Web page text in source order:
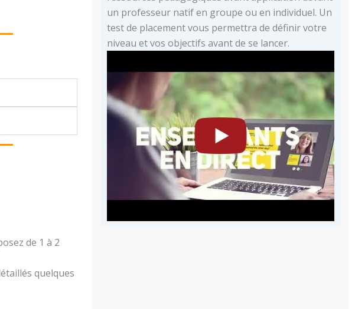
de 1 à 2
quelques
un professeur natif en groupe ou en individuel. Un
test de placement vous permettra de définir votre
niveau et vos objectifs avant de se lancer.